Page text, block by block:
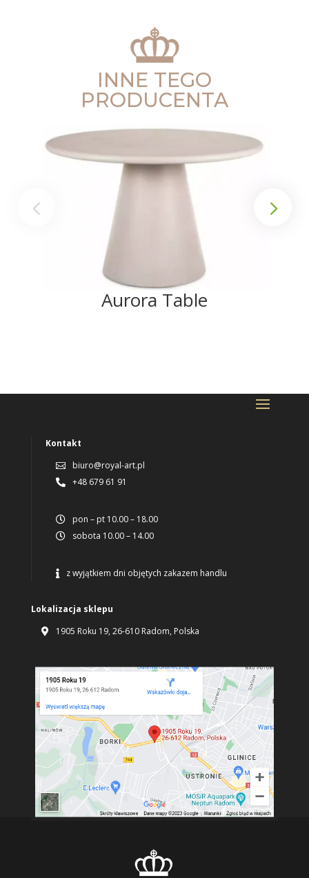
INNE TEGO
PRODUCENTA
Aurora Table
Kontakt
 biuro@royal-art.pl
 +48 679 61 91
 pon – pt 10.00 – 18.00
 sobota 10.00 – 14.00
 z wyjątkiem dni objętych zakazem handlu
Lokalizacja sklepu
 1905 Roku 19, 26-610 Radom, Polska